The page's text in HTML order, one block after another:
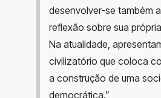
desenvolver-se também
reflexão sobre sua
Na atualidade,
civilizatório que coloca
a construção de uma
democrática.”